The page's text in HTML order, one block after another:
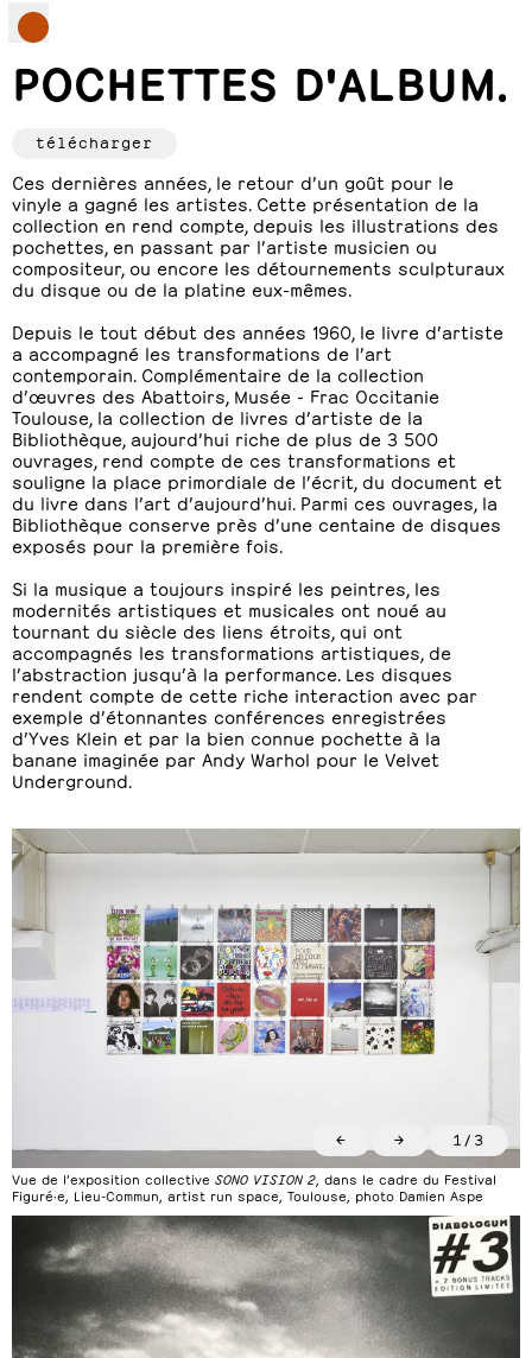
POCHETTES D'ALBUM.
télécharger
Ces dernières années, le retour d’un goût pour le
vinyle a gagné les artistes. Cette présentation de la
collection en rend compte, depuis les illustrations des
pochettes, en passant par l’artiste musicien ou
compositeur, ou encore les détournements sculpturaux
du disque ou de la platine eux-mêmes.
Depuis le tout début des années 1960, le livre d’artiste
a accompagné les transformations de l’art
contemporain. Complémentaire de la collection
d’œuvres des Abattoirs, Musée - Frac Occitanie
Toulouse, la collection de livres d’artiste de la
Bibliothèque, aujourd’hui riche de plus de 3 500
ouvrages, rend compte de ces transformations et
souligne la place primordiale de l’écrit, du document et
du livre dans l’art d’aujourd’hui. Parmi ces ouvrages, la
Bibliothèque conserve près d’une centaine de disques
exposés pour la première fois.
Si la musique a toujours inspiré les peintres, les
modernités artistiques et musicales ont noué au
tournant du siècle des liens étroits, qui ont
accompagnés les transformations artistiques, de
l’abstraction jusqu’à la performance. Les disques
rendent compte de cette riche interaction avec par
exemple d’étonnantes conférences enregistrées
d’Yves Klein et par la bien connue pochette à la
banane imaginée par Andy Warhol pour le Velvet
Underground.
← → 1 / 3
Vue de l’exposition collective SONO VISION 2 , dans le cadre du Festival
Figuré·e, Lieu-Commun, artist run space, Toulouse, photo Damien Aspe